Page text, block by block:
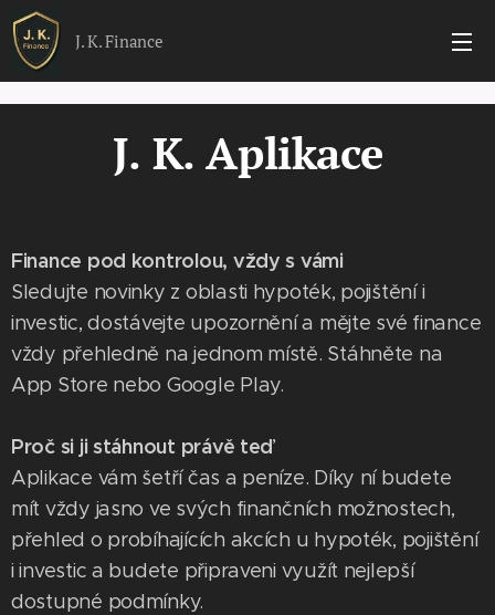
J. K. Finance
J. K. Aplikace
Finance pod kontrolou, vždy s vámi
Sledujte novinky z oblasti hypoték, pojištění i
investic, dostávejte upozornění a mějte své finance
vždy přehledně na jednom místě. Stáhněte na
App Store nebo Google Play.
Proč si ji stáhnout právě teď
Aplikace vám šetří čas a peníze. Díky ní budete
mít vždy jasno ve svých finančních možnostech,
přehled o probíhajících akcích u hypoték, pojištění
i investic a budete připraveni využít nejlepší
dostupné podmínky.